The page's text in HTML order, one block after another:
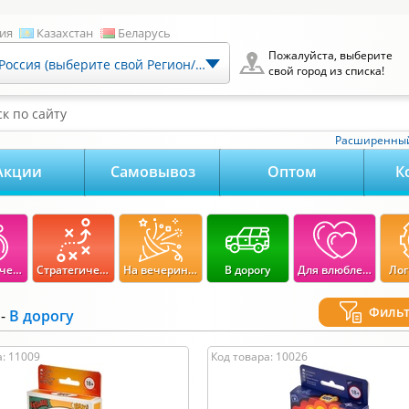
Казахстан Беларусь
Россия (выберите свой Регион/Город)
Пожалуйста, выберите
свой город из списка!
по сайту
Самовывоз Оптом
Экономические Стратегические На вечеринку В дорогу Для влюбленных
- В дорогу
0-3 600руб. Возраст:
11009 Код товара: 10026